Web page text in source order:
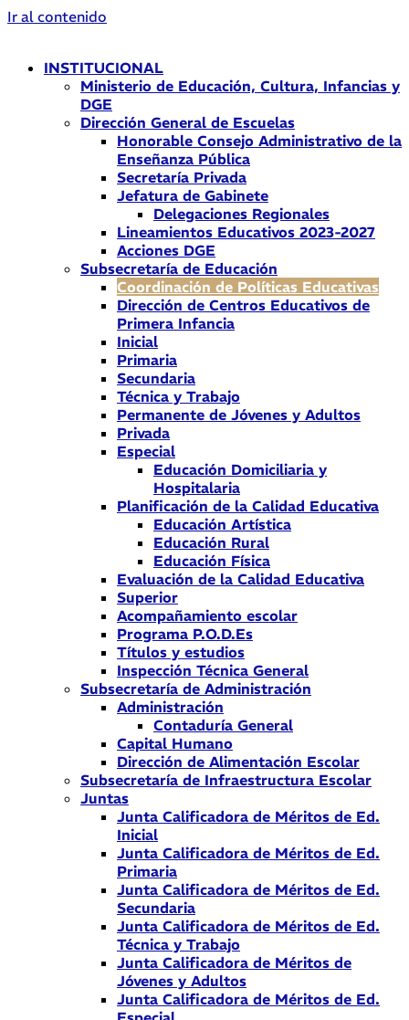
Ir al contenido
INSTITUCIONAL
Ministerio de Educación, Cultura, Infancias y
DGE
Dirección General de Escuelas
Honorable Consejo Administrativo de la
Enseñanza Pública
Secretaría Privada
Jefatura de Gabinete
Delegaciones Regionales
Lineamientos Educativos 2023-2027
Acciones DGE
Subsecretaría de Educación
Coordinación de Políticas Educativas
Dirección de Centros Educativos de
Primera Infancia
Inicial
Primaria
Secundaria
Técnica y Trabajo
Permanente de Jóvenes y Adultos
Privada
Especial
Educación Domiciliaria y
Hospitalaria
Planificación de la Calidad Educativa
Educación Artística
Educación Rural
Educación Física
Evaluación de la Calidad Educativa
Superior
Acompañamiento escolar
Programa P.O.D.Es
Títulos y estudios
Inspección Técnica General
Subsecretaría de Administración
Administración
Contaduría General
Capital Humano
Dirección de Alimentación Escolar
Subsecretaría de Infraestructura Escolar
Juntas
Junta Calificadora de Méritos de Ed.
Inicial
Junta Calificadora de Méritos de Ed.
Primaria
Junta Calificadora de Méritos de Ed.
Secundaria
Junta Calificadora de Méritos de Ed.
Técnica y Trabajo
Junta Calificadora de Méritos de
Jóvenes y Adultos
Junta Calificadora de Méritos de Ed.